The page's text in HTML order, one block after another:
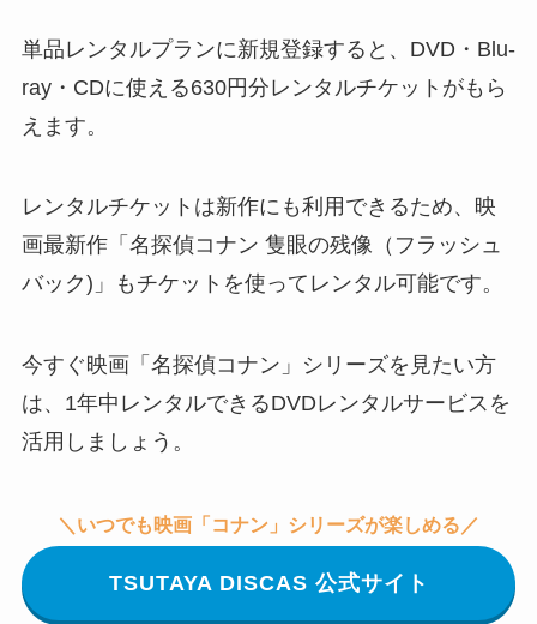
単品レンタルプランに新規登録すると、DVD・Blu-
ray・CDに使える630円分レンタルチケットがもら
えます。
レンタルチケットは新作にも利用できるため、映
画最新作「名探偵コナン 隻眼の残像（フラッシュ
バック)」もチケットを使ってレンタル可能です。
今すぐ映画「名探偵コナン」シリーズを見たい方
は、1年中レンタルできるDVDレンタルサービスを
活用しましょう。
＼いつでも映画「コナン」シリーズが楽しめる／
TSUTAYA DISCAS 公式サイト